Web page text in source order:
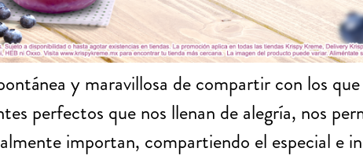
y maravillosa de compartir con los
perfectos que nos llenan de alegría, nos
importan, compartiendo el especial e